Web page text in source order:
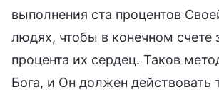
выполнения ста процентов
людях, чтобы в конечном счете
процента их сердец. Таков
Бога, и Он должен действовать